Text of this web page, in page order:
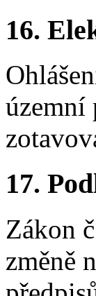
16.
územní
17.
Zákon
změně